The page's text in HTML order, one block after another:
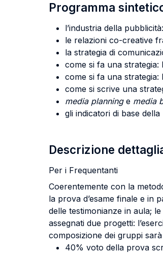
Programma
l’industria della
le relazioni co-creative
la strategia di
come si fa una strategia:
come si fa una strategia:
come si scrive una
media planning e media
gli indicatori di base
Descrizione
Per i Frequentanti
Coerentemente con la
la prova d’esame finale e in
delle testimonianze in aula;
assegnati due progetti:
composizione dei gruppi
40% voto della prova